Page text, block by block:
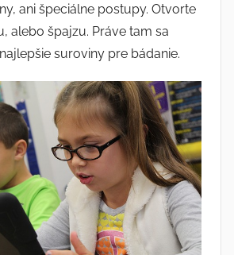
ani špeciálne postupy. Otvorte
alebo špajzu. Práve tam sa
suroviny pre bádanie.